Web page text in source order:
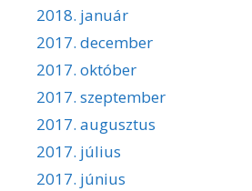
2018. január
2017. december
2017. október
2017. szeptember
2017. augusztus
2017. július
2017. június